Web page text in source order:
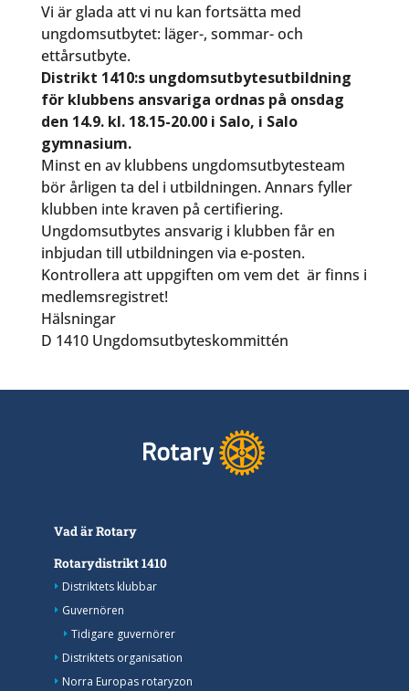
Vi är glada att vi nu kan fortsätta med
ungdomsutbytet: läger-, sommar- och
ettårsutbyte.
Distrikt 1410:s ungdomsutbytesutbildning
för klubbens ansvariga ordnas på onsdag
den 14.9. kl. 18.15-20.00 i Salo, i Salo
gymnasium.
Minst en av klubbens ungdomsutbytesteam
bör årligen ta del i utbildningen. Annars fyller
klubben inte kraven på certifiering.
Ungdomsutbytes ansvarig i klubben får en
inbjudan till utbildningen via e-posten.
Kontrollera att uppgiften om vem det är finns i
medlemsregistret!
Hälsningar
D 1410 Ungdomsutbyteskommittén
Vad är Rotary
Rotarydistrikt 1410
Distriktets klubbar
Guvernören
Tidigare guvernörer
Distriktets organisation
Norra Europas rotaryzon